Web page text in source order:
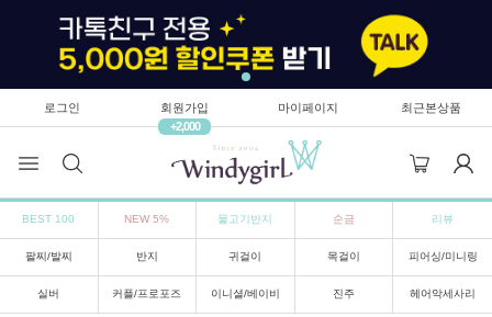
로그인
회원가입
+2,000
마이페이지 최근본상품
BEST 100 NEW 5% 물고기반지 순금 리뷰
팔찌/발찌 반지 귀걸이 목걸이 피어싱/미니링
실버 커플/프로포즈 이니셜/베이비 진주 헤어악세사리